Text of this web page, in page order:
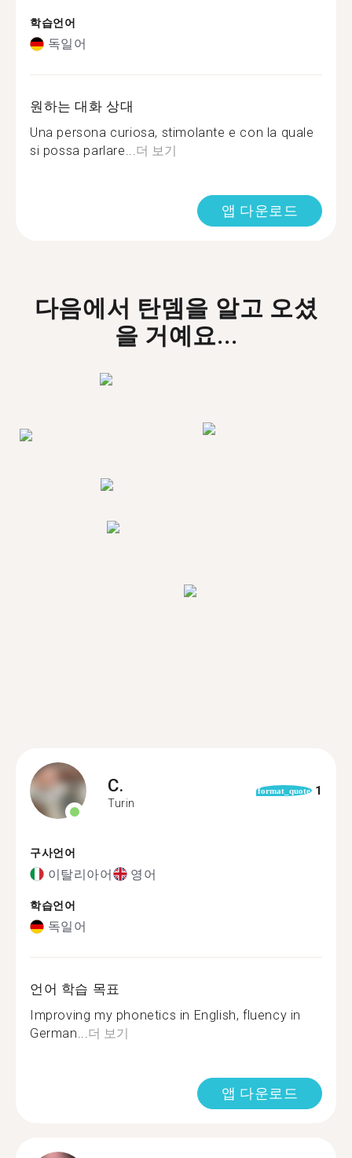
학습언어
독일어
원하는 대화 상대
Una persona curiosa, stimolante e con la quale
si possa parlare...더 보기
앱 다운로드
다음에서 탄뎀을 알고 오셨
을 거예요...
C.
Turin
format_quote 1
구사언어
이탈리아어 영어
학습언어
독일어
언어 학습 목표
Improving my phonetics in English, fluency in
German...더 보기
앱 다운로드